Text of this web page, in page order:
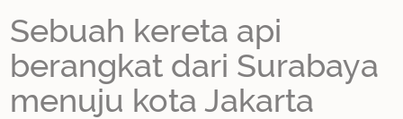
Sebuah kereta api
berangkat dari Surabaya
menuju kota Jakarta